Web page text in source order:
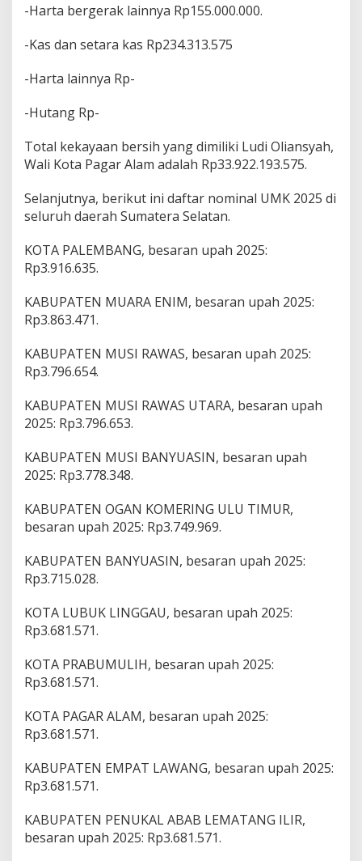
a
i
j
i
p
3
,
l
r
-Harta bergerak lainnya Rp155.000.000.
-Kas dan setara kas Rp234.313.575
-Harta lainnya Rp-
-Hutang Rp-
Total kekayaan bersih yang dimiliki Ludi Oliansyah,
Wali Kota Pagar Alam adalah Rp33.922.193.575.
Selanjutnya, berikut ini daftar nominal UMK 2025 di
seluruh daerah Sumatera Selatan.
KOTA PALEMBANG, besaran upah 2025:
Rp3.916.635.
KABUPATEN MUARA ENIM, besaran upah 2025:
Rp3.863.471.
KABUPATEN MUSI RAWAS, besaran upah 2025:
Rp3.796.654.
KABUPATEN MUSI RAWAS UTARA, besaran upah
2025: Rp3.796.653.
KABUPATEN MUSI BANYUASIN, besaran upah
2025: Rp3.778.348.
KABUPATEN OGAN KOMERING ULU TIMUR,
besaran upah 2025: Rp3.749.969.
KABUPATEN BANYUASIN, besaran upah 2025:
Rp3.715.028.
KOTA LUBUK LINGGAU, besaran upah 2025:
Rp3.681.571.
KOTA PRABUMULIH, besaran upah 2025:
Rp3.681.571.
KOTA PAGAR ALAM, besaran upah 2025:
Rp3.681.571.
KABUPATEN EMPAT LAWANG, besaran upah 2025:
Rp3.681.571.
KABUPATEN PENUKAL ABAB LEMATANG ILIR,
besaran upah 2025: Rp3.681.571.